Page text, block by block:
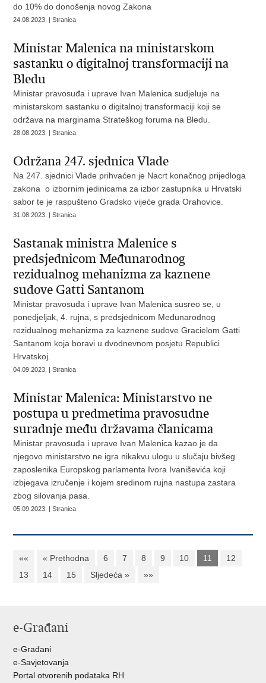
do 10% do donošenja novog Zakona
24.08.2023. | Stranica
Ministar Malenica na ministarskom
sastanku o digitalnoj transformaciji na
Bledu
Ministar pravosuđa i uprave Ivan Malenica sudjeluje na
ministarskom sastanku o digitalnoj transformaciji koji se
održava na marginama Strateškog foruma na Bledu.
28.08.2023. | Stranica
Održana 247. sjednica Vlade
Na 247. sjednici Vlade prihvaćen je Nacrt konačnog prijedloga
zakona o izbornim jedinicama za izbor zastupnika u Hrvatski
sabor te je raspušteno Gradsko vijeće grada Orahovice.
31.08.2023. | Stranica
Sastanak ministra Malenice s
predsjednicom Međunarodnog
rezidualnog mehanizma za kaznene
sudove Gatti Santanom
Ministar pravosuđa i uprave Ivan Malenica susreo se, u
ponedjeljak, 4. rujna, s predsjednicom Međunarodnog
rezidualnog mehanizma za kaznene sudove Gracielom Gatti
Santanom koja boravi u dvodnevnom posjetu Republici
Hrvatskoj.
04.09.2023. | Stranica
Ministar Malenica: Ministarstvo ne
postupa u predmetima pravosudne
suradnje među državama članicama
Ministar pravosuđa i uprave Ivan Malenica kazao je da
njegovo ministarstvo ne igra nikakvu ulogu u slučaju bivšeg
zaposlenika Europskog parlamenta Ivora Ivaniševića koji
izbjegava izručenje i kojem sredinom rujna nastupa zastara
zbog silovanja pasa.
05.09.2023. | Stranica
«« « Prethodna 6 7 8 9 10 11
12
13
14 15 Sljedeća » »»
e-Građani
e-Građani
e-Savjetovanja
Portal otvorenih podataka RH